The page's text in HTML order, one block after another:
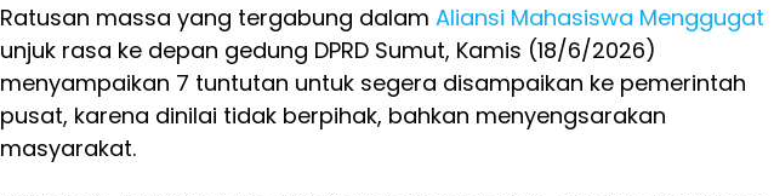
Ratusan massa yang tergabung dalam Aliansi Mahasiswa Menggugat
unjuk rasa ke depan gedung DPRD Sumut, Kamis (18/6/2026)
menyampaikan 7 tuntutan untuk segera disampaikan ke pemerintah
pusat, karena dinilai tidak berpihak, bahkan menyengsarakan
masyarakat.